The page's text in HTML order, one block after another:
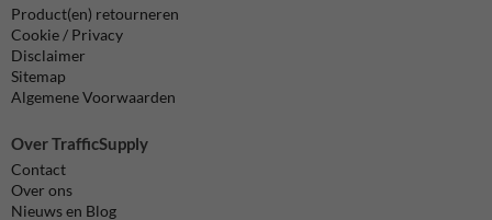
Product(en) retourneren
Cookie / Privacy
Disclaimer
Sitemap
Algemene Voorwaarden
Over TrafficSupply
Contact
Over ons
Nieuws en Blog